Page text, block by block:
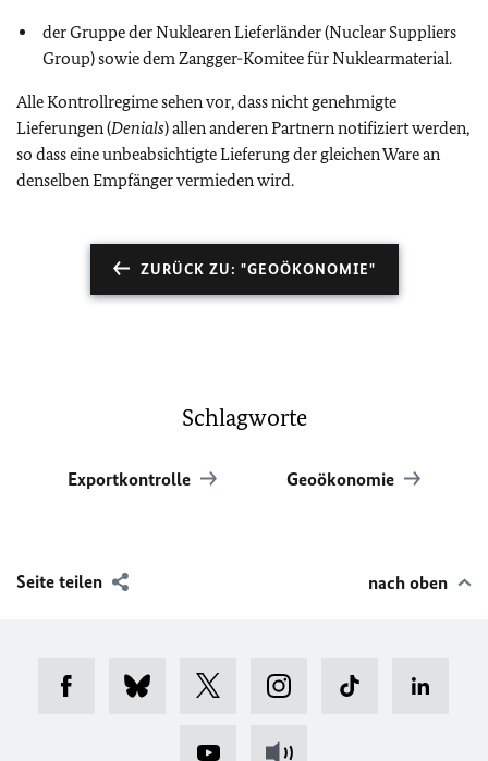
der Gruppe der Nuklearen Lieferländer (Nuclear Suppliers
Group) sowie dem Zangger-Komitee für Nuklearmaterial.
Alle Kontrollregime sehen vor, dass nicht genehmigte
Lieferungen (Denials) allen anderen Partnern notifiziert werden,
so dass eine unbeabsichtigte Lieferung der gleichen Ware an
denselben Empfänger vermieden wird.
ZURÜCK ZU: "GEOÖKONOMIE"
Schlagworte
Exportkontrolle Geoökonomie
Seite teilen nach oben